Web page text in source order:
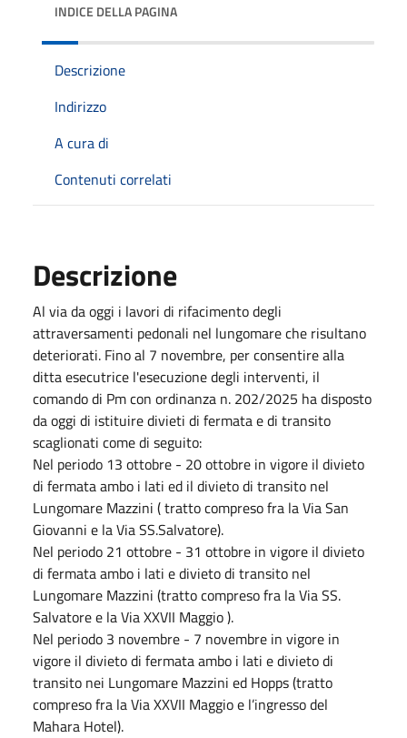
INDICE DELLA PAGINA
Descrizione
Indirizzo
A cura di
Contenuti correlati
Descrizione
Al via da oggi i lavori di rifacimento degli
attraversamenti pedonali nel lungomare che risultano
deteriorati. Fino al 7 novembre, per consentire alla
ditta esecutrice l'esecuzione degli interventi, il
comando di Pm con ordinanza n. 202/2025 ha disposto
da oggi di istituire divieti di fermata e di transito
scaglionati come di seguito:
Nel periodo 13 ottobre - 20 ottobre in vigore il divieto
di fermata ambo i lati ed il divieto di transito nel
Lungomare Mazzini ( tratto compreso fra la Via San
Giovanni e la Via SS.Salvatore).
Nel periodo 21 ottobre - 31 ottobre in vigore il divieto
di fermata ambo i lati e divieto di transito nel
Lungomare Mazzini (tratto compreso fra la Via SS.
Salvatore e la Via XXVII Maggio ).
Nel periodo 3 novembre - 7 novembre in vigore in
vigore il divieto di fermata ambo i lati e divieto di
transito nei Lungomare Mazzini ed Hopps (tratto
compreso fra la Via XXVII Maggio e l’ingresso del
Mahara Hotel).